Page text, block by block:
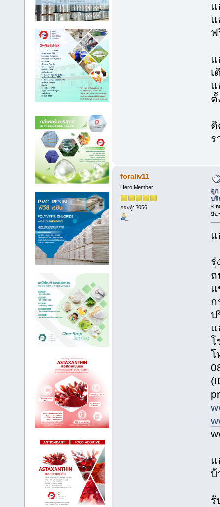
แ
แ
ฟ
แ
เ
แ
ตั้
ติ
ร
foraliv11
Hero Member
กระทู้: 7056
ถูก
บริ
« ต
มีน
แ
รุ่
ถ
แ
ก
ป
แ
โ
โ
แ
บ้
รั